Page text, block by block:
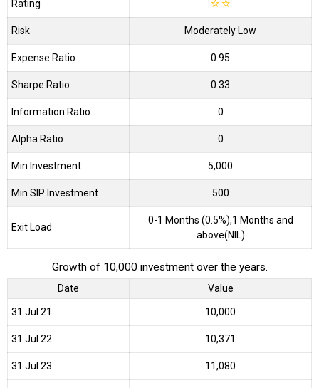
Rating ☆☆
Risk Moderately Low
Expense Ratio 0.95
Sharpe Ratio 0.33
Information Ratio 0
Alpha Ratio 0
Min Investment 5,000
Min SIP Investment 500
Exit Load
0-1 Months (0.5%),1 Months and
above(NIL)
Growth of 10,000 investment over the years.
Date Value
31 Jul 21 ₹10,000
31 Jul 22 ₹10,371
31 Jul 23 ₹11,080